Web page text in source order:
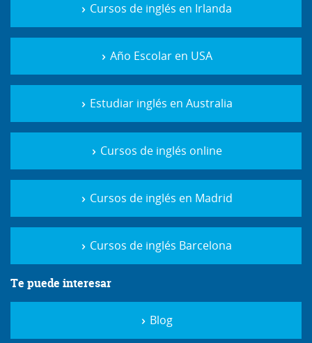
Cursos de inglés en Irlanda
Año Escolar en USA
Estudiar inglés en Australia
Cursos de inglés online
Cursos de inglés en Madrid
Cursos de inglés Barcelona
Te puede interesar
Blog